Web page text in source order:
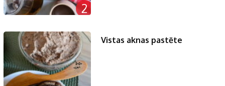
2
Vistas aknas pastēte